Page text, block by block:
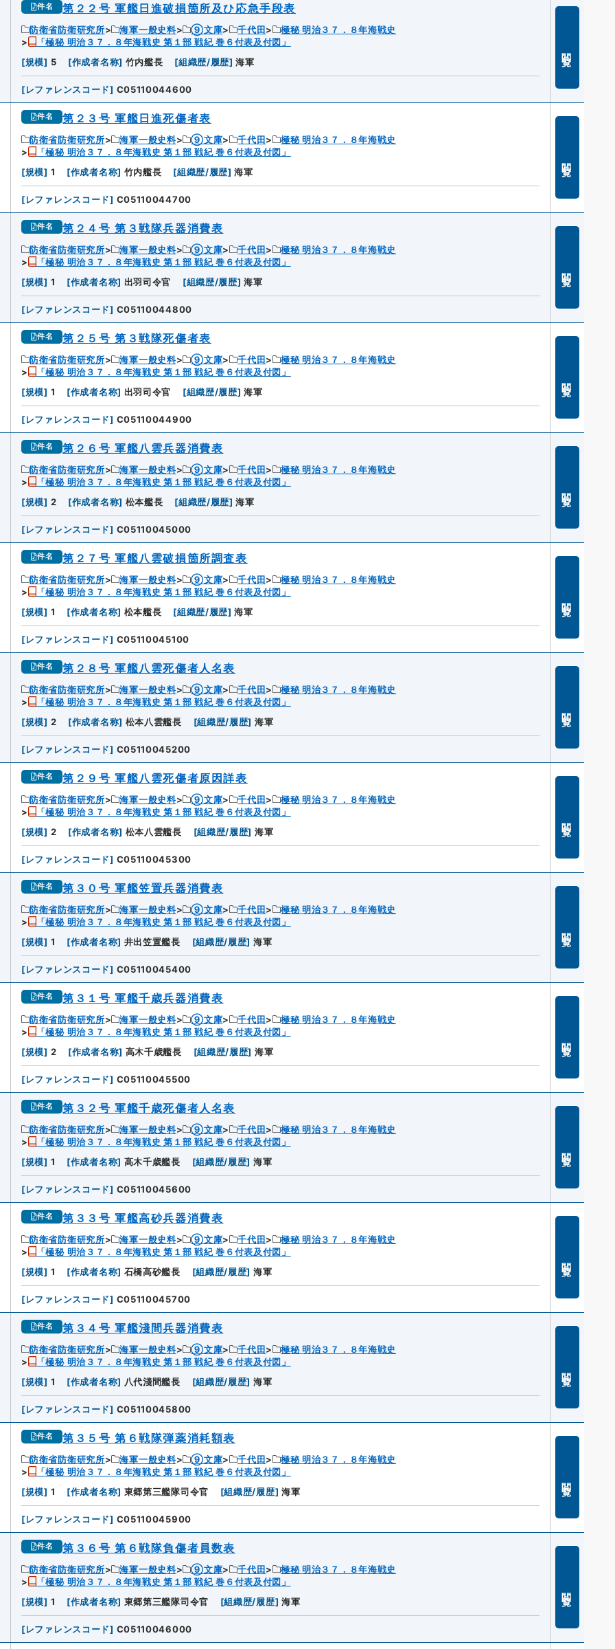
件名 第２２号 軍艦日進破損箇所及ひ応急手段表
防衛省防衛研究所 海軍一般史料 ⑨文庫 千代田
極秘 明治３７．８年海戦史
「極秘 明治３７．８年海戦史 第１部 戦紀 巻６付表及付図」
[規模] 5 [作成者名称] 竹内艦長 [組織歴/履歴] 海軍
[レファレンスコード] C05110044600
件名 第２３号 軍艦日進死傷者表
防衛省防衛研究所 海軍一般史料 ⑨文庫 千代田
極秘 明治３７．８年海戦史
「極秘 明治３７．８年海戦史 第１部 戦紀 巻６付表及付図」
[規模] 1 [作成者名称] 竹内艦長 [組織歴/履歴] 海軍
[レファレンスコード] C05110044700
件名 第２４号 第３戦隊兵器消費表
防衛省防衛研究所 海軍一般史料 ⑨文庫 千代田
極秘 明治３７．８年海戦史
「極秘 明治３７．８年海戦史 第１部 戦紀 巻６付表及付図」
[規模] 1 [作成者名称] 出羽司令官 [組織歴/履歴] 海軍
[レファレンスコード] C05110044800
件名 第２５号 第３戦隊死傷者表
防衛省防衛研究所 海軍一般史料 ⑨文庫 千代田
極秘 明治３７．８年海戦史
「極秘 明治３７．８年海戦史 第１部 戦紀 巻６付表及付図」
[規模] 1 [作成者名称] 出羽司令官 [組織歴/履歴] 海軍
[レファレンスコード] C05110044900
件名 第２６号 軍艦八雲兵器消費表
防衛省防衛研究所 海軍一般史料 ⑨文庫 千代田
極秘 明治３７．８年海戦史
「極秘 明治３７．８年海戦史 第１部 戦紀 巻６付表及付図」
[規模] 2 [作成者名称] 松本艦長 [組織歴/履歴] 海軍
[レファレンスコード] C05110045000
件名 第２７号 軍艦八雲破損箇所調査表
防衛省防衛研究所 海軍一般史料 ⑨文庫 千代田
極秘 明治３７．８年海戦史
「極秘 明治３７．８年海戦史 第１部 戦紀 巻６付表及付図」
[規模] 1 [作成者名称] 松本艦長 [組織歴/履歴] 海軍
[レファレンスコード] C05110045100
件名 第２８号 軍艦八雲死傷者人名表
防衛省防衛研究所 海軍一般史料 ⑨文庫 千代田
極秘 明治３７．８年海戦史
「極秘 明治３７．８年海戦史 第１部 戦紀 巻６付表及付図」
[規模] 2 [作成者名称] 松本八雲艦長 [組織歴/履歴] 海軍
[レファレンスコード] C05110045200
件名 第２９号 軍艦八雲死傷者原因詳表
防衛省防衛研究所 海軍一般史料 ⑨文庫 千代田
極秘 明治３７．８年海戦史
「極秘 明治３７．８年海戦史 第１部 戦紀 巻６付表及付図」
[規模] 2 [作成者名称] 松本八雲艦長 [組織歴/履歴] 海軍
[レファレンスコード] C05110045300
件名 第３０号 軍艦笠置兵器消費表
防衛省防衛研究所 海軍一般史料 ⑨文庫 千代田
極秘 明治３７．８年海戦史
「極秘 明治３７．８年海戦史 第１部 戦紀 巻６付表及付図」
[規模] 1 [作成者名称] 井出笠置艦長 [組織歴/履歴] 海軍
[レファレンスコード] C05110045400
件名 第３１号 軍艦千歳兵器消費表
防衛省防衛研究所 海軍一般史料 ⑨文庫 千代田
極秘 明治３７．８年海戦史
「極秘 明治３７．８年海戦史 第１部 戦紀 巻６付表及付図」
[規模] 2 [作成者名称] 高木千歳艦長 [組織歴/履歴] 海軍
[レファレンスコード] C05110045500
件名 第３２号 軍艦千歳死傷者人名表
防衛省防衛研究所 海軍一般史料 ⑨文庫 千代田
極秘 明治３７．８年海戦史
「極秘 明治３７．８年海戦史 第１部 戦紀 巻６付表及付図」
[規模] 1 [作成者名称] 高木千歳艦長 [組織歴/履歴] 海軍
[レファレンスコード] C05110045600
件名 第３３号 軍艦高砂兵器消費表
防衛省防衛研究所 海軍一般史料 ⑨文庫 千代田
極秘 明治３７．８年海戦史
「極秘 明治３７．８年海戦史 第１部 戦紀 巻６付表及付図」
[規模] 1 [作成者名称] 石橋高砂艦長 [組織歴/履歴] 海軍
[レファレンスコード] C05110045700
件名 第３４号 軍艦淺間兵器消費表
防衛省防衛研究所 海軍一般史料 ⑨文庫 千代田
極秘 明治３７．８年海戦史
「極秘 明治３７．８年海戦史 第１部 戦紀 巻６付表及付図」
[規模] 1 [作成者名称] 八代淺間艦長 [組織歴/履歴] 海軍
[レファレンスコード] C05110045800
件名 第３５号 第６戦隊弾薬消耗額表
防衛省防衛研究所 海軍一般史料 ⑨文庫 千代田
極秘 明治３７．８年海戦史
「極秘 明治３７．８年海戦史 第１部 戦紀 巻６付表及付図」
[規模] 1 [作成者名称] 東郷第三艦隊司令官 [組織歴/履歴] 海軍
[レファレンスコード] C05110045900
件名 第３６号 第６戦隊負傷者員数表
防衛省防衛研究所 海軍一般史料 ⑨文庫 千代田
極秘 明治３７．８年海戦史
「極秘 明治３７．８年海戦史 第１部 戦紀 巻６付表及付図」
[規模] 1 [作成者名称] 東郷第三艦隊司令官 [組織歴/履歴] 海軍
[レファレンスコード] C05110046000